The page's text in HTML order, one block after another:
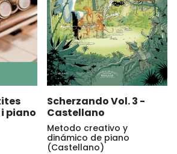
piano
Scherzando Vol. 3 -
Castellano
Metodo creativo y
dinámico de piano
(Castellano)